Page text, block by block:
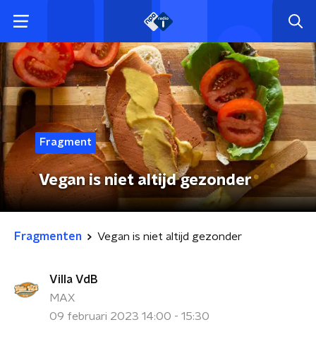
Fragment
Vegan is niet altijd gezonder
Fragmenten Vegan is niet altijd gezonder
Villa VdB
MAX
09 februari 2023 14:00 - 15:30